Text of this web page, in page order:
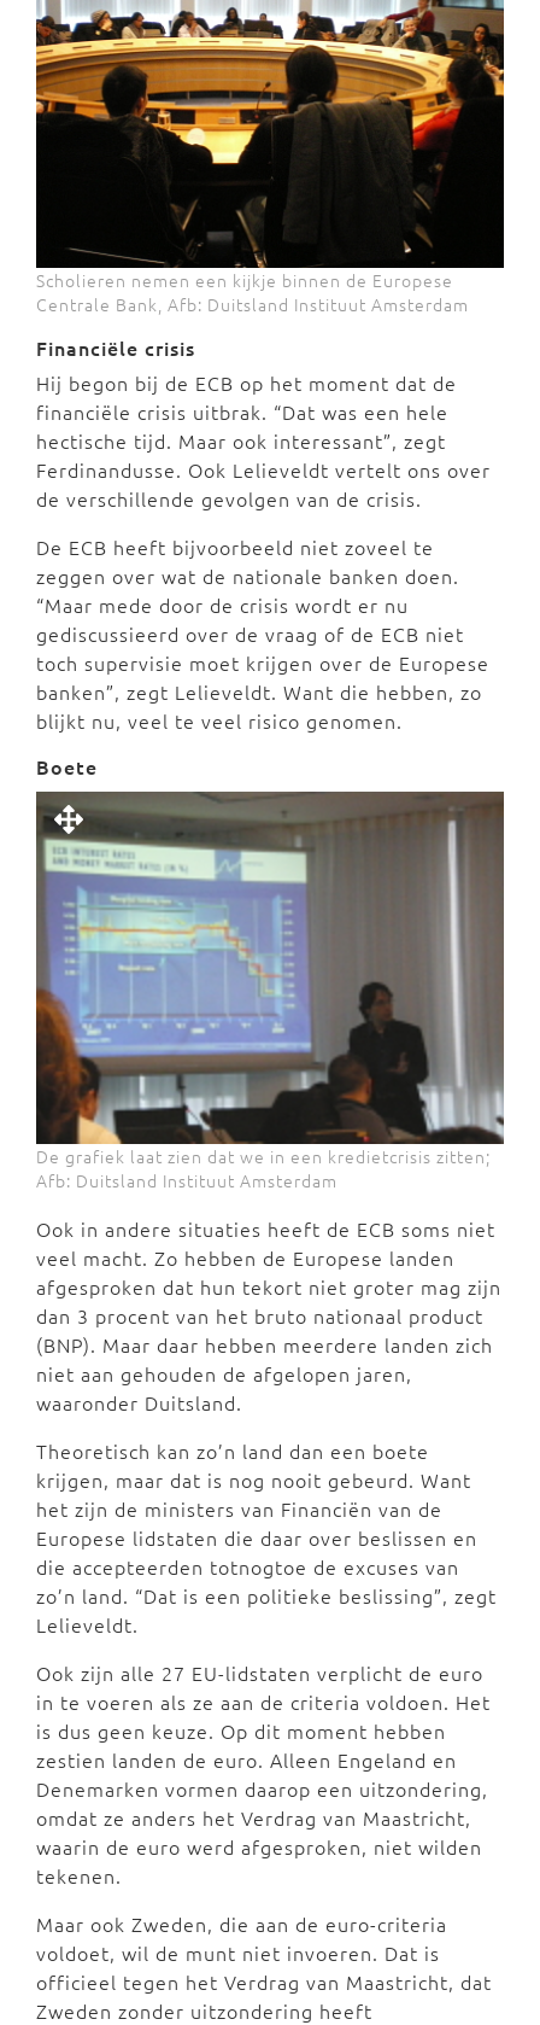
Scholieren nemen een kijkje binnen de Europese
Centrale Bank, Afb: Duitsland Instituut Amsterdam
Financiële crisis
Hij begon bij de ECB op het moment dat de
financiële crisis uitbrak. “Dat was een hele
hectische tijd. Maar ook interessant”, zegt
Ferdinandusse. Ook Lelieveldt vertelt ons over
de verschillende gevolgen van de crisis.
De ECB heeft bijvoorbeeld niet zoveel te
zeggen over wat de nationale banken doen.
“Maar mede door de crisis wordt er nu
gediscussieerd over de vraag of de ECB niet
toch supervisie moet krijgen over de Europese
banken”, zegt Lelieveldt. Want die hebben, zo
blijkt nu, veel te veel risico genomen.
Boete
De grafiek laat zien dat we in een kredietcrisis zitten;
Afb: Duitsland Instituut Amsterdam
Ook in andere situaties heeft de ECB soms niet
veel macht. Zo hebben de Europese landen
afgesproken dat hun tekort niet groter mag zijn
dan 3 procent van het bruto nationaal product
(BNP). Maar daar hebben meerdere landen zich
niet aan gehouden de afgelopen jaren,
waaronder Duitsland.
Theoretisch kan zo’n land dan een boete
krijgen, maar dat is nog nooit gebeurd. Want
het zijn de ministers van Financiën van de
Europese lidstaten die daar over beslissen en
die accepteerden totnogtoe de excuses van
zo’n land. “Dat is een politieke beslissing”, zegt
Lelieveldt.
Ook zijn alle 27 EU-lidstaten verplicht de euro
in te voeren als ze aan de criteria voldoen. Het
is dus geen keuze. Op dit moment hebben
zestien landen de euro. Alleen Engeland en
Denemarken vormen daarop een uitzondering,
omdat ze anders het Verdrag van Maastricht,
waarin de euro werd afgesproken, niet wilden
tekenen.
Maar ook Zweden, die aan de euro-criteria
voldoet, wil de munt niet invoeren. Dat is
officieel tegen het Verdrag van Maastricht, dat
Zweden zonder uitzondering heeft